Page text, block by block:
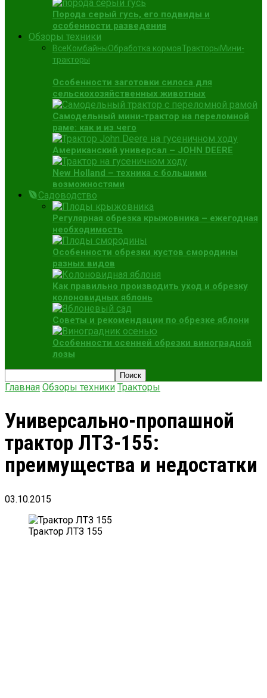
Порода серый гусь, его подвиды и
особенности разведения
Обзоры техники
ВсеКомбайныОбработка кормовТракторыМини-
тракторы
Особенности заготовки силоса для
сельскохозяйственных животных
Самодельный мини-трактор на переломной
раме: как и из чего
Американский универсал – JOHN DEERE
New Holland – техника с большими
возможностями
Садоводство
Регулярная обрезка крыжовника – ежегодная
необходимость
Особенности обрезки кустов смородины
разных видов
Как правильно производить уход и обрезку
колоновидных яблонь
Советы и рекомендации по обрезке яблони
Особенности осенней обрезки виноградной
лозы
Главная Обзоры техники Тракторы
Универсально-пропашной
трактор ЛТЗ-155:
преимущества и недостатки
03.10.2015
Трактор ЛТЗ 155